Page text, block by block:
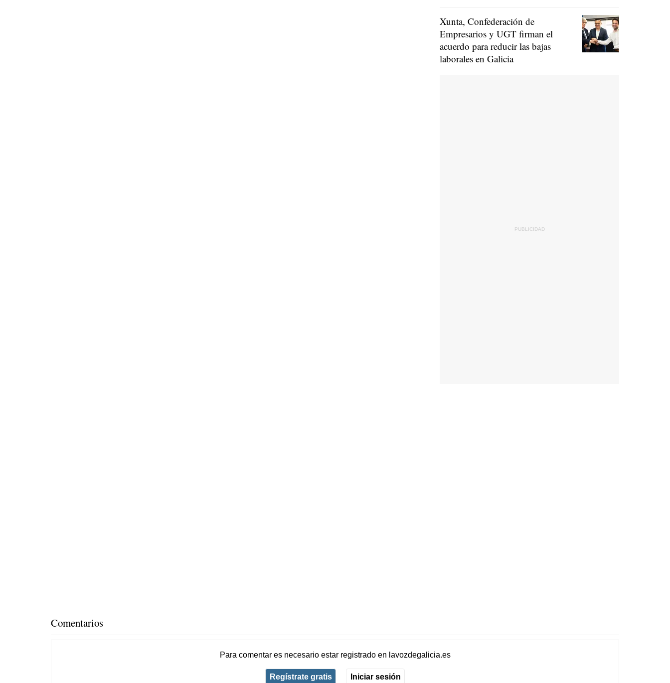
Xunta, Confederación de
Empresarios y UGT firman el
acuerdo para reducir las bajas
laborales en Galicia
Comentarios
Para comentar es necesario estar registradoen lavozdegalicia.es
Regístrate gratis Iniciar sesión